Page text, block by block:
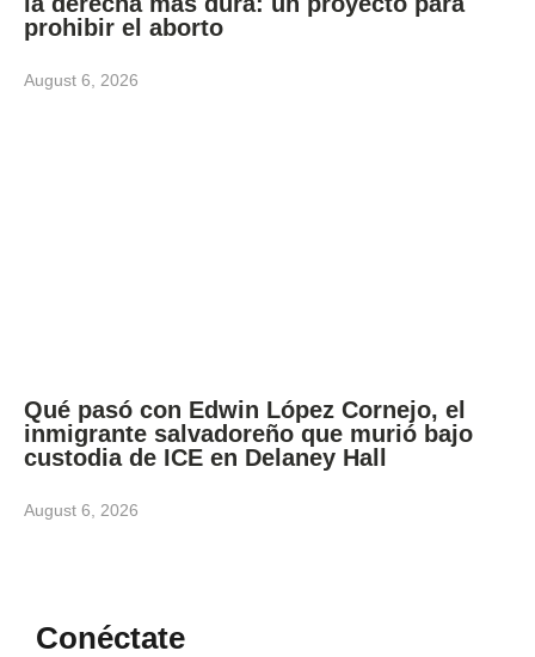
prohibir el aborto
August 6, 2026
Qué pasó con Edwin López Cornejo, el
inmigrante salvadoreño que murió bajo
custodia de ICE en Delaney Hall
August 6, 2026
Conéctate